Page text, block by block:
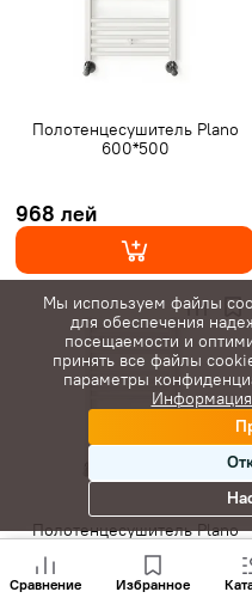
Полотенцесушитель Plano
600*500
968 лей
Полотенцесушитель Plano
1 362
Сравнение Избранное
Мы используем файлы
для обеспечения
посещаемости и
принять все файлы
параметры